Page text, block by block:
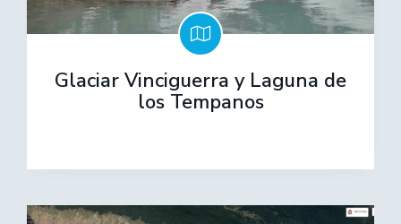
Glaciar Vinciguerra y Laguna de
los Tempanos